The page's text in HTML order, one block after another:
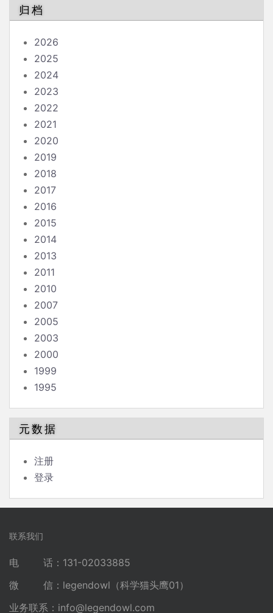
归档
2026
2025
2024
2023
2022
2021
2020
2019
2018
2017
2016
2015
2014
2013
2011
2010
2007
2005
2003
2000
1999
1995
元数据
注册
登录
联系我们
电 话：131-02033885
微 信：legendowl（科学猫头鹰01）
业务联系： info@legendowl.com